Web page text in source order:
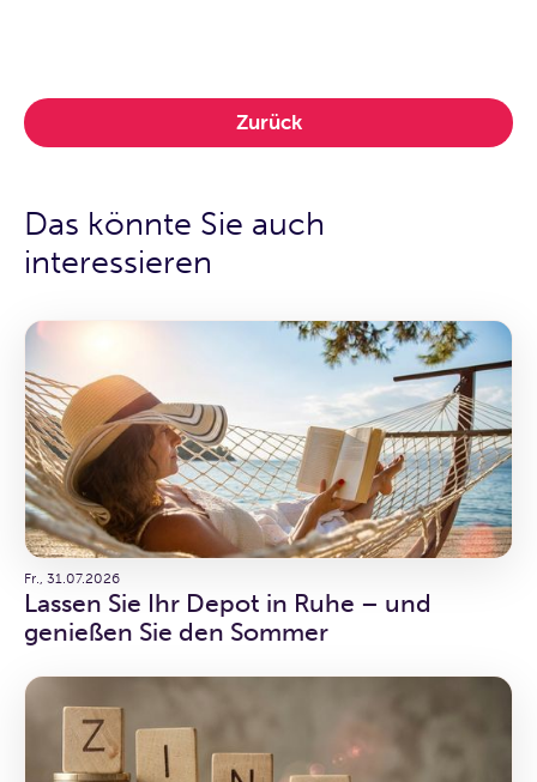
Zurück
Das könnte Sie auch
interessieren
Fr., 31.07.2026
Lassen Sie Ihr Depot in Ruhe – und
genießen Sie den Sommer